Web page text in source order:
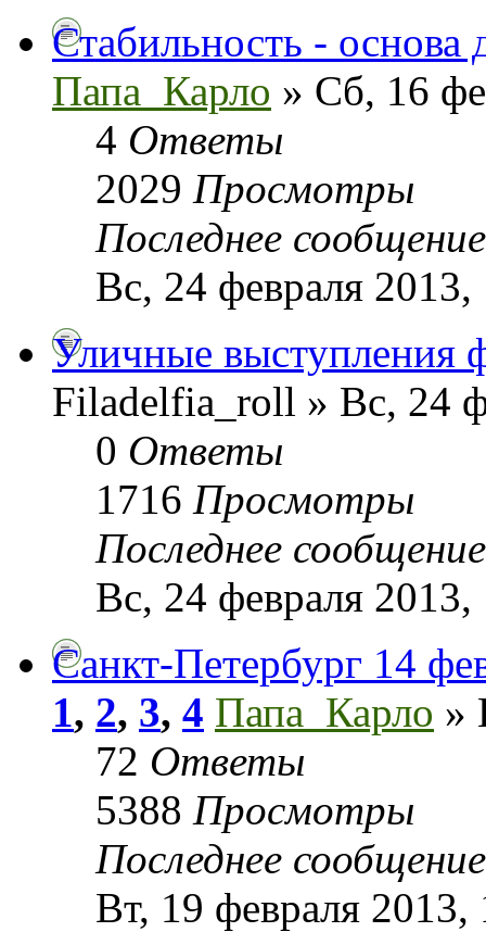
Стабильность - основа
Папа_Карло » Сб, 16
4 Ответы
2029 Просмотры
Последнее
Вс, 24 февраля 2013,
Уличные выступления
Filadelfia_roll » Вс, 24
0 Ответы
1716 Просмотры
Последнее
Вс, 24 февраля 2013,
Санкт-Петербург 14
1, 2, 3, 4 Папа_Карло »
72 Ответы
5388 Просмотры
Последнее
Вт, 19 февраля 2013,